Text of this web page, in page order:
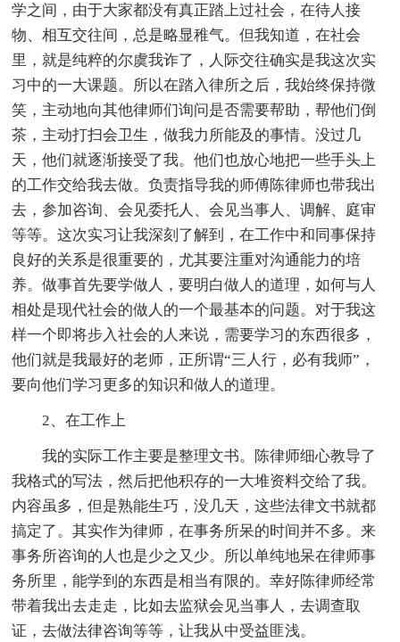
学之间，由于大家都没有真正踏上过社会，在待人接
物、相互交往间，总是略显稚气。但我知道，在社会
里，就是纯粹的尔虞我诈了，人际交往确实是我这次实
习中的一大课题。所以在踏入律所之后，我始终保持微
笑，主动地向其他律师们询问是否需要帮助，帮他们倒
茶，主动打扫会卫生，做我力所能及的事情。没过几
天，他们就逐渐接受了我。他们也放心地把一些手头上
的工作交给我去做。负责指导我的师傅陈律师也带我出
去，参加咨询、会见委托人、会见当事人、调解、庭审
等等。这次实习让我深刻了解到，在工作中和同事保持
良好的关系是很重要的，尤其要注重对沟通能力的培
养。做事首先要学做人，要明白做人的道理，如何与人
相处是现代社会的做人的一个最基本的问题。对于我这
样一个即将步入社会的人来说，需要学习的东西很多，
他们就是我最好的老师，正所谓“三人行，必有我师”，
要向他们学习更多的知识和做人的道理。
2、在工作上
我的实际工作主要是整理文书。陈律师细心教导了
我格式的写法，然后把他积存的一大堆资料交给了我。
内容虽多，但是熟能生巧，没几天，这些法律文书就都
搞定了。其实作为律师，在事务所呆的时间并不多。来
事务所咨询的人也是少之又少。所以单纯地呆在律师事
务所里，能学到的东西是相当有限的。幸好陈律师经常
带着我出去走走，比如去监狱会见当事人，去调查取
证，去做法律咨询等等，让我从中受益匪浅。